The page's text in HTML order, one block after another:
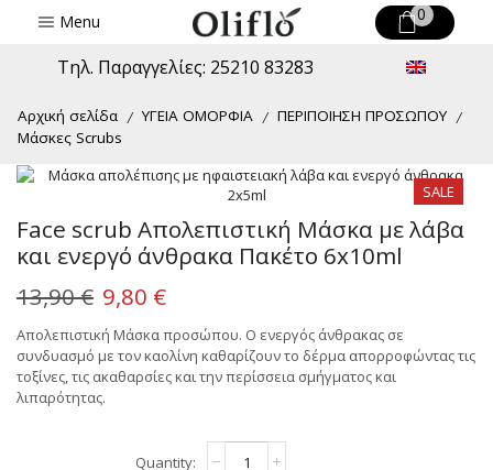
Menu 0
Τηλ. Παραγγελίες: 25210 83283
Αρχική σελίδα / ΥΓΕΙΑ ΟΜΟΡΦΙΑ / ΠΕΡΙΠΟΙΗΣΗ ΠΡΟΣΩΠΟΥ /
Μάσκες Scrubs
SALE
Face scrub Απολεπιστική Μάσκα με λάβα
και ενεργό άνθρακα Πακέτο 6x10ml
13,90€ Original
price
was:
13,90 €.
9,80 €Η
τρέχουσα
τιμή
Απολεπιστική Μάσκα προσώπου. Ο ενεργός άνθρακας σε
συνδυασμό με τον καολίνη καθαρίζουν το δέρμα απορροφώντας τις
τοξίνες, τις ακαθαρσίες και την περίσσεια σμήγματος και
λιπαρότητας.